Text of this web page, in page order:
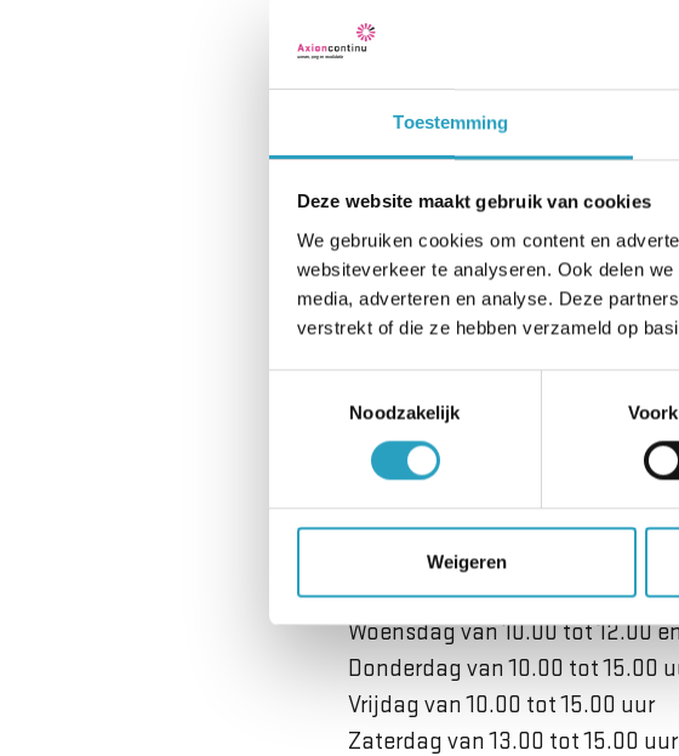
Toestemming
Deze website maakt gebruik van cookies
We gebruiken cookies om content en
websiteverkeer te analyseren. Ook delen
media, adverteren en analyse. Deze
verstrekt of die ze hebben verzameld op
Noodzakelijk
Weigeren
Verengingen en activiteiten
De medewerkers Welzijn
om zodanig tot een prettige
de cliënt agenda geïntegreerd.
Naast individuele,
vaste verenigingen binnen
gezellige avondjes, dagjes of
familieleden (mantelzorgers)
geïnformeerd over de
’t Winkeltje
In ’t winkeltje kunt u de
zijn:
Maandag van 10.00 tot 12.00 en
Dinsdag van 10.00 tot 15.00 uur
Woensdag van 10.00 tot 12.00
Donderdag van 10.00 tot 15.00
Vrijdag van 10.00 tot 15.00 uur
Zaterdag van 13.00 tot 15.00 uur